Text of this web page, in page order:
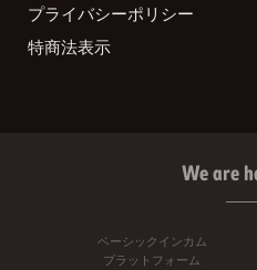
プライバシーポリシー
特商法表示
We are
ベーシックインカム
プラットフォーム